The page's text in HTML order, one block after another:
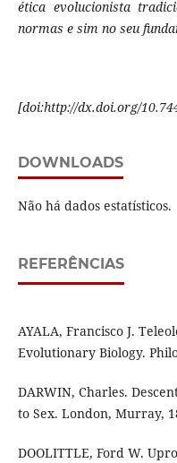
ética evolucionista
normas e sim no seu
[doi:http://dx.doi.org/
DOWNLOADS
Não há dados estatísticos.
REFERÊNCIAS
AYALA, Francisco J.
Evolutionary Biology.
DARWIN, Charles.
to Sex. London, Murray,
DOOLITTLE, Ford W.